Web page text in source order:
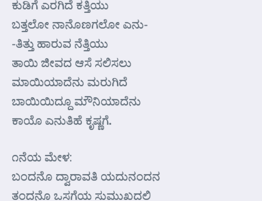
ಕುಡಿಗೆ ಎರಗಿದೆ ಕತ್ತಿಯು
ಬತ್ತಲೋ ನಾನೊಣಗಲೋ ಎನು-
-ತಿತ್ತು ಹಾರುವ ನೆತ್ತಿಯು
ತಾಯಿ ಜೀವದ ಆಸೆ ಸಲಿಸಲು
ಮಾಯಿಯಾದೆನು ಮರುಗಿದೆ
ಬಾಯಿಯಿದ್ದೂ ಮೌನಿಯಾದೆನು
ಕಾಯೊ ಎನುತಿಹೆ ಕೃಷ್ಣಗೆ.
೧ನೆಯ ಮೇಳ:
ಬಂದನೊ ದ್ವಾರಾವತಿ ಯದುನಂದನ
ತಂದನೊ ಒಸಗೆಯ ಸುಮುಖದಲಿ